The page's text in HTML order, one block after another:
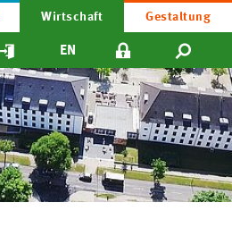
Wirtschaft Gestaltung
EN